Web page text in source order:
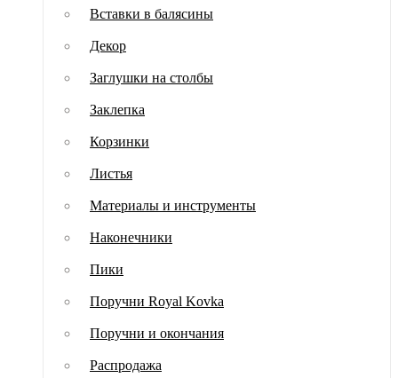
Вставки в балясины
Декор
Заглушки на столбы
Заклепка
Корзинки
Листья
Материалы и инструменты
Наконечники
Пики
Поручни Royal Kovka
Поручни и окончания
Распродажа